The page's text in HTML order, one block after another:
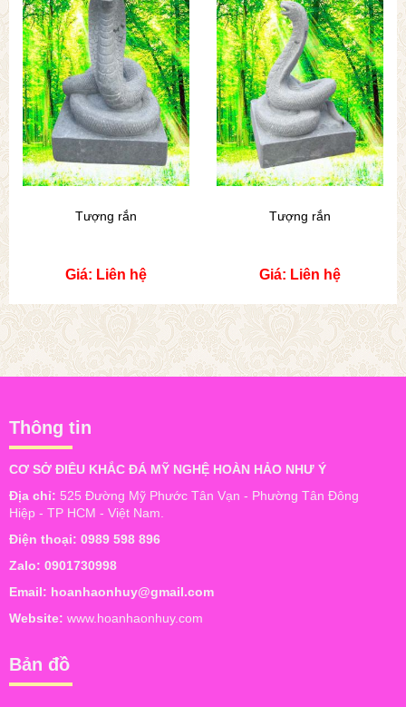
Tượng rắn
Giá: Liên hệ
Tượng rắn
Giá: Liên hệ
Thông tin
CƠ SỞ ĐIÊU KHẮC ĐÁ MỸ NGHỆ HOÀN HẢO NHƯ Ý
Địa chỉ: 525 Đường Mỹ Phước Tân Vạn - Phường Tân Đông
Hiệp - TP HCM - Việt Nam.
Điện thoại: 0989 598 896
Zalo: 0901730998
Email: hoanhaonhuy@gmail.com
Website: www.hoanhaonhuy.com
Bản đồ